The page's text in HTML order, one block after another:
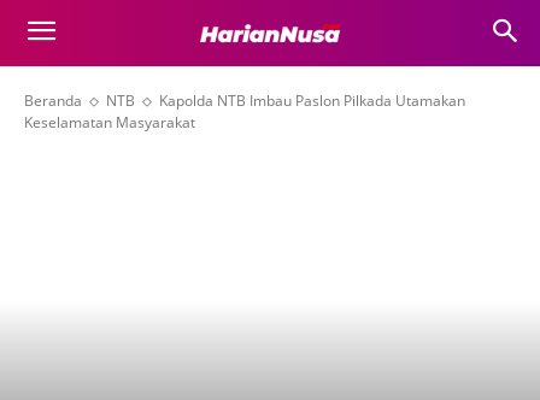
Beranda NTB
Kapolda NTB Imbau Paslon Pilkada Utamakan
Keselamatan Masyarakat